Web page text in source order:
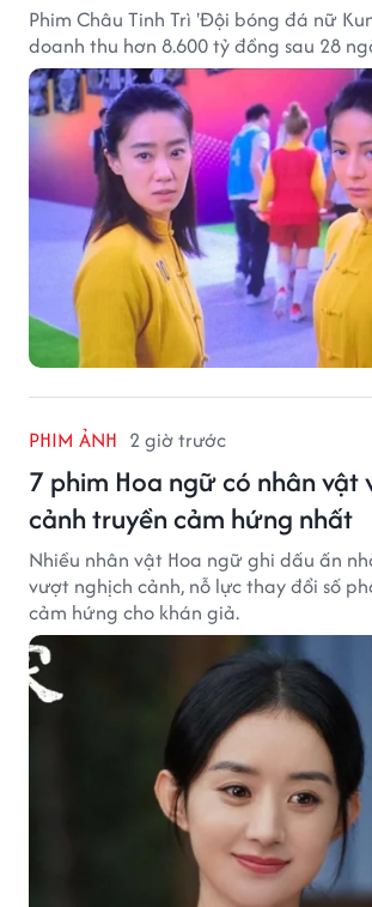
Phim Châu Tinh Trì 'Đội bóng đá nữ
doanh thu hơn 8.600 tỷ đồng sau 28
PHIM ẢNH 2 giờ trước
7 phim Hoa ngữ có nhân vật
cảnh truyền cảm hứng nhất
Nhiều nhân vật Hoa ngữ ghi dấu ấn
vượt nghịch cảnh, nỗ lực thay đổi số
cảm hứng cho khán giả.